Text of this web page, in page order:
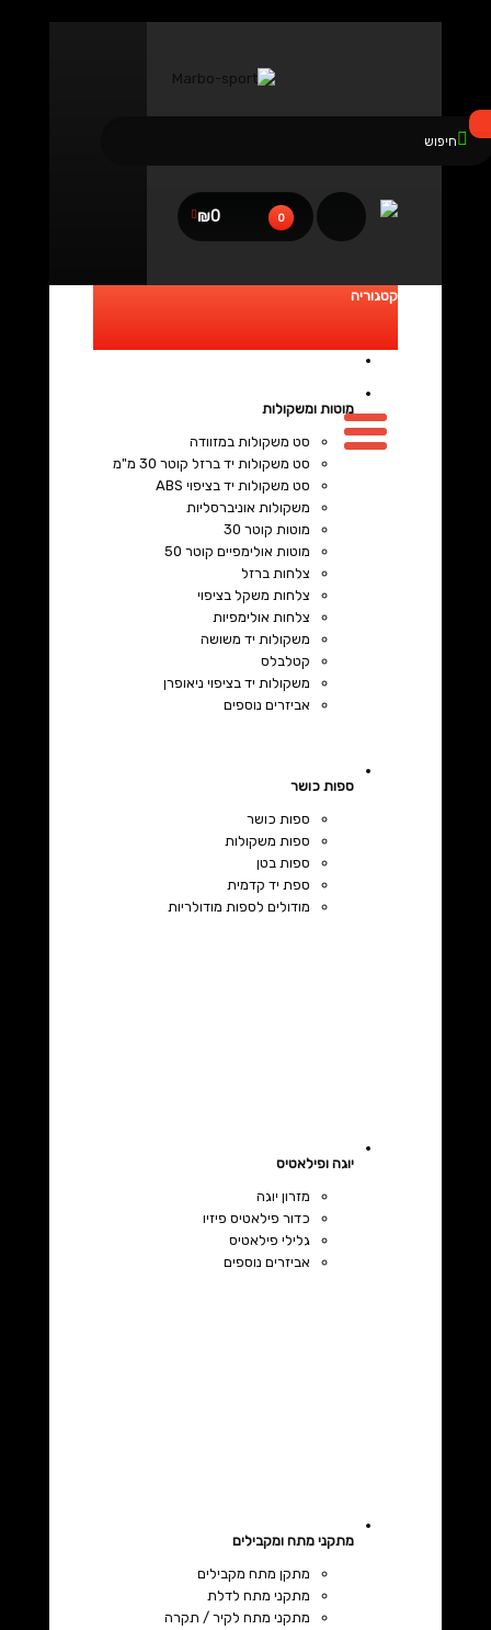
0
₪0
קטגוריה
מוטות ומשקולות
סט משקולות במזוודה
סט משקולות יד ברזל קוטר 30 מ"מ
סט משקולות יד בציפוי ABS
משקולות אוניברסליות
מוטות קוטר 30
מוטות אולימפיים קוטר 50
צלחות ברזל
צלחות משקל בציפוי
צלחות אולימפיות
משקולות יד משושה
קטלבלס
משקולות יד בציפוי ניאופרן
אביזרים נוספים
ספות כושר
ספות כושר
ספות משקולות
ספות בטן
ספת יד קדמית
מודולים לספות מודולריות
יוגה ופילאטיס
מזרון יוגה
כדור פילאטיס פיזיו
גלילי פילאטיס
אביזרים נוספים
מתקני מתח ומקבילים
מתקן מתח מקבילים
מתקני מתח לדלת
מתקני מתח לקיר / תקרה
נגישות